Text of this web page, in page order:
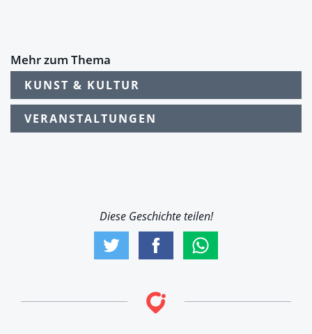
Mehr zum Thema
KUNST & KULTUR
VERANSTALTUNGEN
Diese Geschichte teilen!